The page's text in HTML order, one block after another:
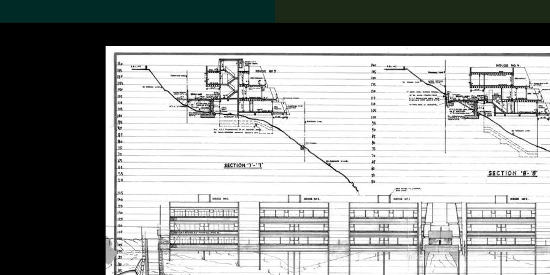
搜索M+藏品 Search the Collection
19,052項結果
關於M+藏品
探索世界頂級的二十及二十
一世紀視覺文化藏品。